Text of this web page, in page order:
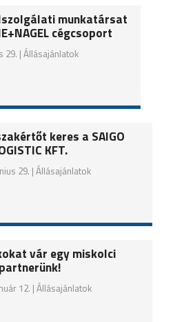
munkatársat
cégcsoport
29. | Állásajánlatok
keres a SAIGO
KFT.
29. | Állásajánlatok
vár egy miskolci
partnerünk!
12. | Állásajánlatok